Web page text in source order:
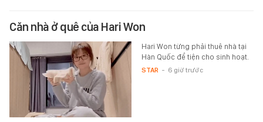
Căn nhà ở quê của Hari Won
Hari Won từng phải thuê nhà tại
Hàn Quốc để tiện cho sinh hoạt.
STAR - 6 giờ trước